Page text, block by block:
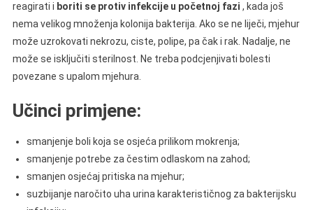
reagirati i boriti se protiv infekcije u početnoj fazi , kada još
nema velikog množenja kolonija bakterija. Ako se ne liječi, mjehur
može uzrokovati nekrozu, ciste, polipe, pa čak i rak. Nadalje, ne
može se isključiti sterilnost. Ne treba podcjenjivati bolesti
povezane s upalom mjehura.
Učinci primjene:
smanjenje boli koja se osjeća prilikom mokrenja;
smanjenje potrebe za čestim odlaskom na zahod;
smanjen osjećaj pritiska na mjehur;
suzbijanje naročito uha urina karakterističnog za bakterijsku